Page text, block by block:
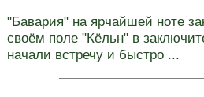
"Бавария" на ярчайшей ноте
своём поле "Кёльн" в
начали встречу и быстро ...